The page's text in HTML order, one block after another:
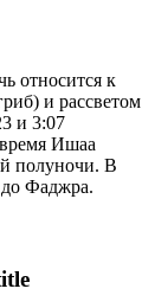
относится к
и рассветом
и 3:07
Ишаа
полуночи. В
до Фаджра.